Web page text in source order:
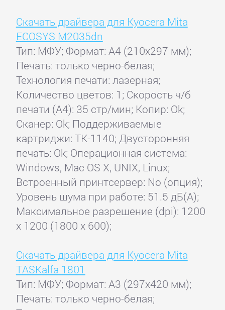
Скачать драйвера для Kyocera Mita
ECOSYS M2035dn
Тип: МФУ; Формат: A4 (210x297 мм);
Печать: только черно-белая;
Технология печати: лазерная;
Количество цветов: 1; Скорость ч/б
печати (А4): 35 стр/мин; Копир: Ok;
Сканер: Ok; Поддерживаемые
картриджи: TK-1140; Двусторонняя
печать: Ok; Операционная система:
Windows, Mac OS X, UNIX, Linux;
Встроенный принтсервер: No (опция);
Уровень шума при работе: 51.5 дБ(А);
Максимальное разрешение (dpi): 1200
x 1200 (1800 x 600);
Скачать драйвера для Kyocera Mita
TASKalfa 1801
Тип: МФУ; Формат: A3 (297x420 мм);
Печать: только черно-белая;